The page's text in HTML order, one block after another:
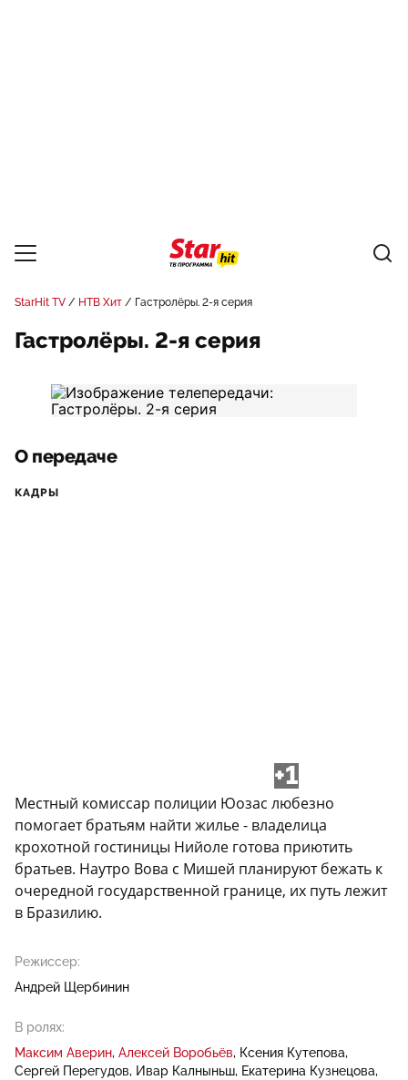
StarHit TV НТВ Хит Гастролёры. 2-я серия
Гастролёры. 2-я серия
О передаче
КАДРЫ
+1
Местный комиссар полиции Юозас любезно
помогает братьям найти жилье - владелица
крохотной гостиницы Нийоле готова приютить
братьев. Наутро Вова с Мишей планируют бежать к
очередной государственной границе, их путь лежит
в Бразилию.
Режиссер:
Андрей Щербинин
В ролях:
Максим Аверин Алексей Воробьёв
Ксения Кутепова
Сергей Перегудов
Ивар Калныньш Екатерина Кузнецова